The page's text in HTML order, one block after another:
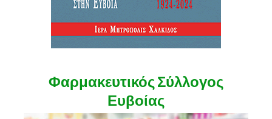
Φαρμακευτικός Σύλλογος
Ευβοίας